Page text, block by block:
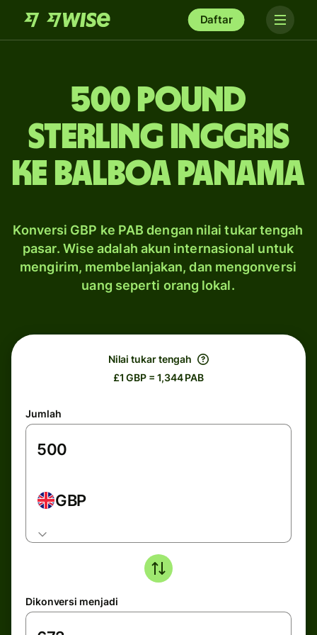
Daftar
500 pound
sterling Inggris
ke balboa Panama
Konversi GBP ke PAB dengan nilai tukar tengah
pasar. Wise adalah akun internasional untuk
mengirim, membelanjakan, dan mengonversi
uang seperti orang lokal.
Nilai tukar tengah
£1 GBP = 1,344 PAB
Jumlah
GBP
Dikonversi menjadi